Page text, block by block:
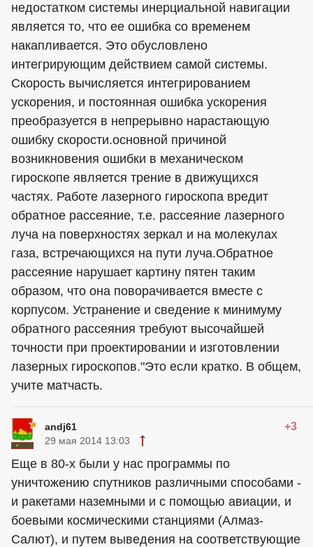
недостатком системы инерциальной навигации
является то, что ее ошибка со временем
накапливается. Это обусловлено
интегрирующим действием самой системы.
Скорость вычисляется интегрированием
ускорения, и постоянная ошибка ускорения
преобразуется в непрерывно нарастающую
ошибку скорости.основной причиной
возникновения ошибки в механическом
гироскопе является трение в движущихся
частях. Работе лазерного гироскопа вредит
обратное рассеяние, т.е. рассеяние лазерного
луча на поверхностях зеркал и на молекулах
газа, встречающихся на пути луча.Обратное
рассеяние нарушает картину пятен таким
образом, что она поворачивается вместе с
корпусом. Устранение и сведение к минимуму
обратного рассеяния требуют высочайшей
точности при проектировании и изготовлении
лазерных гироскопов."Это если кратко. В общем,
учите матчасть.
andj61 +3
29 мая 2014 13:03
Еще в 80-х были у нас программы по
уничтожению спутников различными способами -
и ракетами наземными и с помощью авиации, и
боевыми космическими станциями (Алмаз-
Салют), и путем выведения на соответствующие